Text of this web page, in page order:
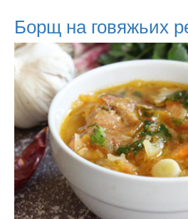
Борщ на говяжьих